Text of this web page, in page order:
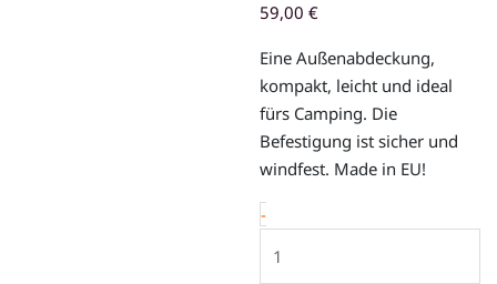
59,00 €
Eine Außenabdeckung,
kompakt, leicht und ideal
fürs Camping. Die
Befestigung ist sicher und
windfest. Made in EU!
-Abdeckung
die